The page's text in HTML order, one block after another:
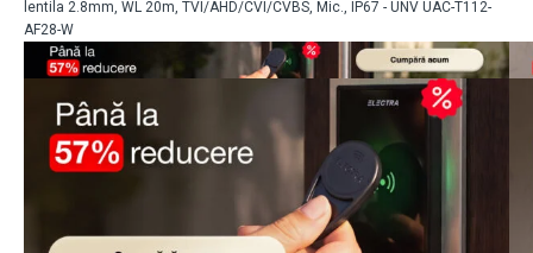
lentila 2.8mm, WL 20m, TVI/AHD/CVI/CVBS, Mic., IP67 - UNV UAC-T112-
AF28-W